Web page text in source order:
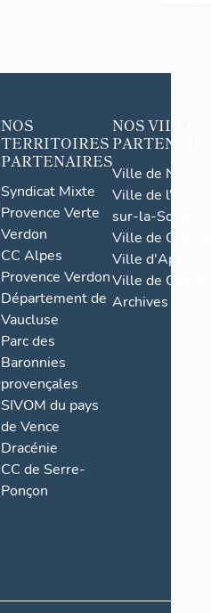
NOS
TERRITOIRES
PARTENAIRES
Syndicat Mixte
Provence Verte
Verdon
CC Alpes
Provence Verdon
Département de
Vaucluse
Parc des
Baronnies
provençales
SIVOM du pays
de Vence
Dracénie
CC de Serre-
Ponçon
NOS VILLES
Ville de Nice
Ville de l'Isle-
sur-la-Sorgue
Ville de Grasse
Ville d'Apt
Ville de
Archives